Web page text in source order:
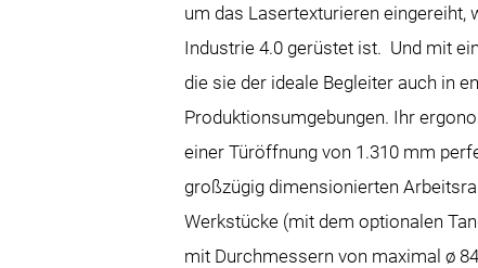
um das Lasertexturieren eingereiht,
Industrie 4.0 gerüstet ist. Und mit
die sie der ideale Begleiter auch in
Produktionsumgebungen. Ihr
einer Türöffnung von 1.310 mm
großzügig dimensionierten
Werkstücke (mit dem optionalen
mit Durchmessern von maximal ø